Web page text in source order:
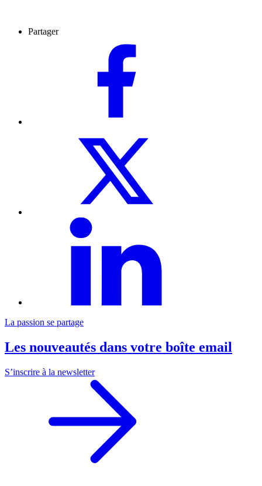
Partager
La passion se partage
Les nouveautés dans votre boîte email
S’inscrire à la newsletter